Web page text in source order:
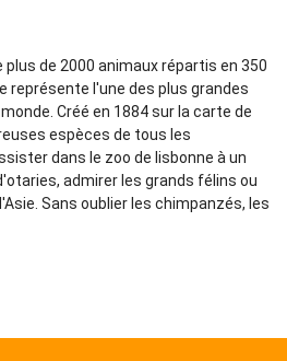
plus de 2000 animaux répartis en 350
représente l'une des plus grandes
Créé en 1884 sur la carte de
espèces de tous les
dans le zoo de lisbonne à un
admirer les grands félins ou
Sans oublier les chimpanzés, les